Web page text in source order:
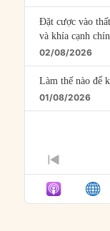
Đặt cược vào
và khía cạnh
02/08/2026
Làm thế nào để
01/08/2026